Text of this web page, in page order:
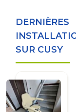
DERNIÈRES
SUR CUSY